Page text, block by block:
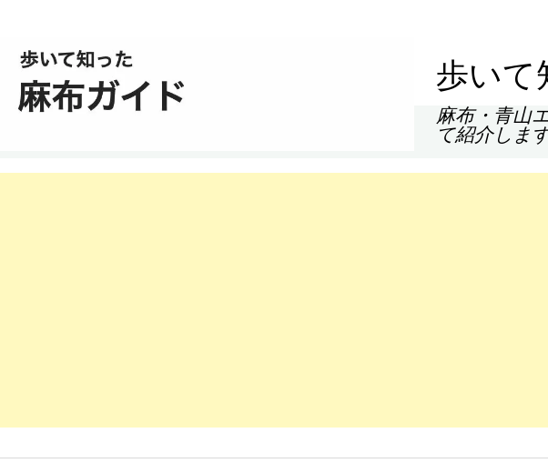
歩いて
麻布・青山
て紹介しま